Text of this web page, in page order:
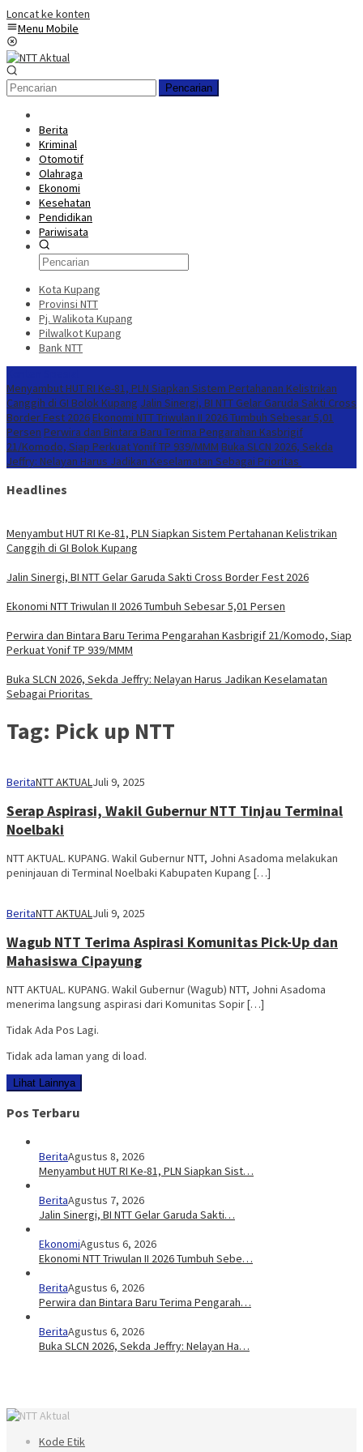
Loncat ke konten
Menu Mobile
Pencarian
Berita
Kriminal
Otomotif
Olahraga
Ekonomi
Kesehatan
Pendidikan
Pariwisata
Kota Kupang
Provinsi NTT
Pj. Walikota Kupang
Pilwalkot Kupang
Bank NTT
Menyambut HUT RI Ke-81, PLN Siapkan Sistem Pertahanan Kelistrikan
Canggih di GI Bolok Kupang Jalin Sinergi, BI NTT Gelar Garuda Sakti Cross
Border Fest 2026 Ekonomi NTT Triwulan II 2026 Tumbuh Sebesar 5,01
Persen Perwira dan Bintara Baru Terima Pengarahan Kasbrigif
21/Komodo, Siap Perkuat Yonif TP 939/MMM Buka SLCN 2026, Sekda
Jeffry: Nelayan Harus Jadikan Keselamatan Sebagai Prioritas
Headlines
Menyambut HUT RI Ke-81, PLN Siapkan Sistem Pertahanan Kelistrikan
Canggih di GI Bolok Kupang
Jalin Sinergi, BI NTT Gelar Garuda Sakti Cross Border Fest 2026
Ekonomi NTT Triwulan II 2026 Tumbuh Sebesar 5,01 Persen
Perwira dan Bintara Baru Terima Pengarahan Kasbrigif 21/Komodo, Siap
Perkuat Yonif TP 939/MMM
Buka SLCN 2026, Sekda Jeffry: Nelayan Harus Jadikan Keselamatan
Sebagai Prioritas
Tag: Pick up NTT
BeritaNTT AKTUALJuli 9, 2025
Serap Aspirasi, Wakil Gubernur NTT Tinjau Terminal
Noelbaki
NTT AKTUAL. KUPANG. Wakil Gubernur NTT, Johni Asadoma melakukan
peninjauan di Terminal Noelbaki Kabupaten Kupang […]
BeritaNTT AKTUALJuli 9, 2025
Wagub NTT Terima Aspirasi Komunitas Pick-Up dan
Mahasiswa Cipayung
NTT AKTUAL. KUPANG. Wakil Gubernur (Wagub) NTT, Johni Asadoma
menerima langsung aspirasi dari Komunitas Sopir […]
Tidak Ada Pos Lagi.
Tidak ada laman yang di load.
Lihat Lainnya
Pos Terbaru
BeritaAgustus 8, 2026
Menyambut HUT RI Ke-81, PLN Siapkan Sist…
BeritaAgustus 7, 2026
Jalin Sinergi, BI NTT Gelar Garuda Sakti…
EkonomiAgustus 6, 2026
Ekonomi NTT Triwulan II 2026 Tumbuh Sebe…
BeritaAgustus 6, 2026
Perwira dan Bintara Baru Terima Pengarah…
BeritaAgustus 6, 2026
Buka SLCN 2026, Sekda Jeffry: Nelayan Ha…
Kode Etik